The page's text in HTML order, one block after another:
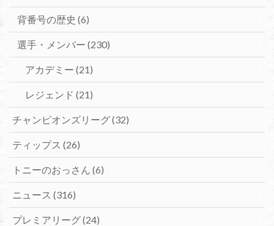
背番号の歴史 (6)
選手・メンバー (230)
アカデミー (21)
レジェンド (21)
チャンピオンズリーグ(32)
ティップス (26)
トニーのおっさん (6)
ニュース (316)
プレミアリーグ(24)